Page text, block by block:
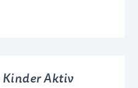
Kinder Aktiv